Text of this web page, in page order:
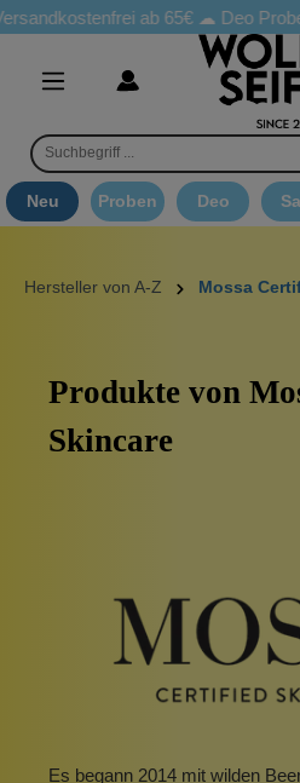
ab 65€☁ Deo Proben in
Neu Proben Deo
Hersteller von A-Z Mossa
Produkte von
Skincare
Es begann 2014 mit wilden